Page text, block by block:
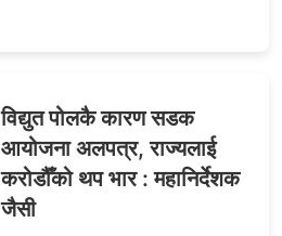
विद्युत पोलकै कारण सडक
आयोजना अलपत्र, राज्यलाई
करोडौँको थप भार : महानिर्देशक
जैसी